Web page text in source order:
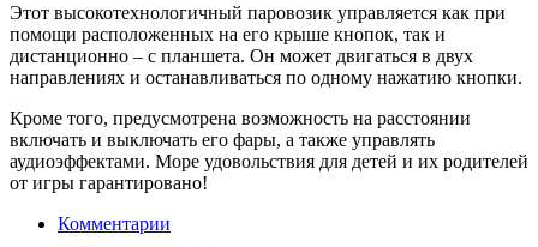
Этот высокотехнологичный паровозик управляется как при
помощи расположенных на его крыше кнопок, так и
дистанционно – с планшета. Он может двигаться в двух
направлениях и останавливаться по одному нажатию кнопки.
Кроме того, предусмотрена возможность на расстоянии
включать и выключать его фары, а также управлять
аудиоэффектами. Море удовольствия для детей и их родителей
от игры гарантировано!
Комментарии